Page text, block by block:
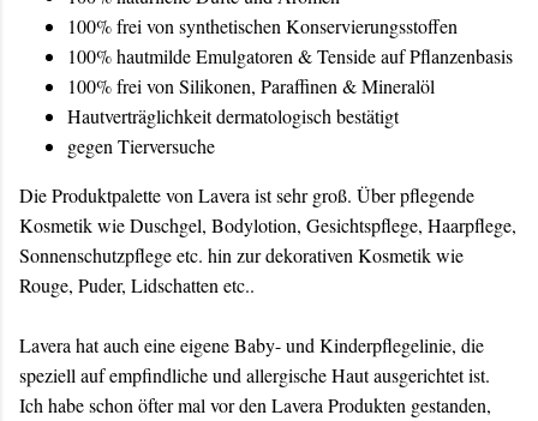
100% frei von synthetischen Konservierungsstoffen
100% hautmilde Emulgatoren & Tenside auf Pflanzenbasis
100% frei von Silikonen, Paraffinen & Mineralöl
Hautverträglichkeit dermatologisch bestätigt
gegen Tierversuche
Die Produktpalette von Lavera ist sehr groß. Über pflegende
Kosmetik wie Duschgel, Bodylotion, Gesichtspflege, Haarpflege,
Sonnenschutzpflege etc. hin zur dekorativen Kosmetik wie
Rouge, Puder, Lidschatten etc..
Lavera hat auch eine eigene Baby- und Kinderpflegelinie, die
speziell auf empfindliche und allergische Haut ausgerichtet ist.
Ich habe schon öfter mal vor den Lavera Produkten gestanden,